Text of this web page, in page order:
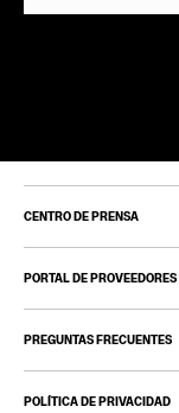
CENTRO DE PRENSA
PORTAL DE PROVEEDORES
PREGUNTAS FRECUENTES
POLÍTICA DE PRIVACIDAD